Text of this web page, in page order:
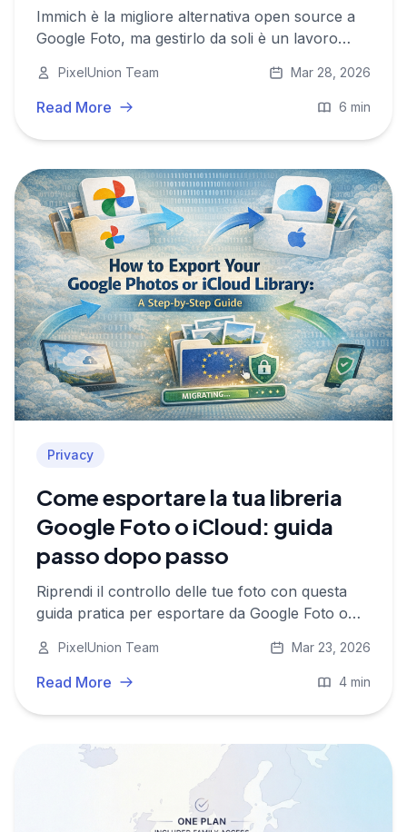
Immich è la migliore alternativa open source a
Google Foto, ma gestirlo da soli è un lavoro
europeo completamente gestito, così hai la
privacy senza il peso operativo.
PixelUnion Team Mar 28, 2026
Read More 6 min
Privacy
Come esportare la tua libreria
Google Foto o iCloud: guida
passo dopo passo
Riprendi il controllo delle tue foto con questa
guida pratica per esportare da Google Foto o
rispettosa della privacy.
PixelUnion Team Mar 23, 2026
Read More 4 min